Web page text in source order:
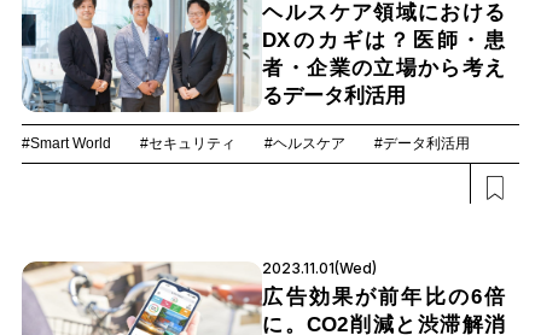
ヘルスケア領域における
DXのカギは？医師・患
者・企業の立場から考え
るデータ利活用
#Smart World #セキュリティ #ヘルスケア #データ利活用
2023.11.01(Wed)
広告効果が前年比の6倍
に。CO2削減と渋滞解消